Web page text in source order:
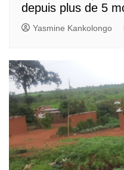
depuis plus de 5
Yasmine Kankolongo